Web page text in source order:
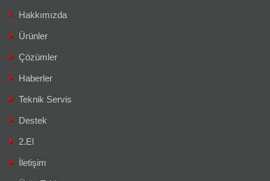
Hakkımızda
Ürünler
Çözümler
Haberler
Teknik Servis
Destek
2.El
İletişim